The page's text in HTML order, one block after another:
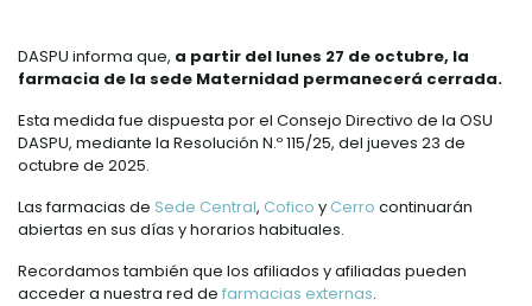
DASPU informa que, a partir del lunes 27 de octubre, la
farmacia de la sede Maternidad permanecerá cerrada.
Esta medida fue dispuesta por el Consejo Directivo de la OSU
DASPU, mediante la Resolución N.º 115/25, del jueves 23 de
octubre de 2025.
Las farmacias de Sede Central, Cofico y Cerro continuarán
abiertas en sus días y horarios habituales.
Recordamos también que los afiliados y afiliadas pueden
acceder a nuestra red de farmacias externas.